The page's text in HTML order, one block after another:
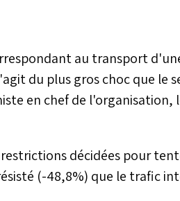
au transport
du plus gros choc que le
en chef de l'organisation,
décidées pour
(-48,8%) que le trafic